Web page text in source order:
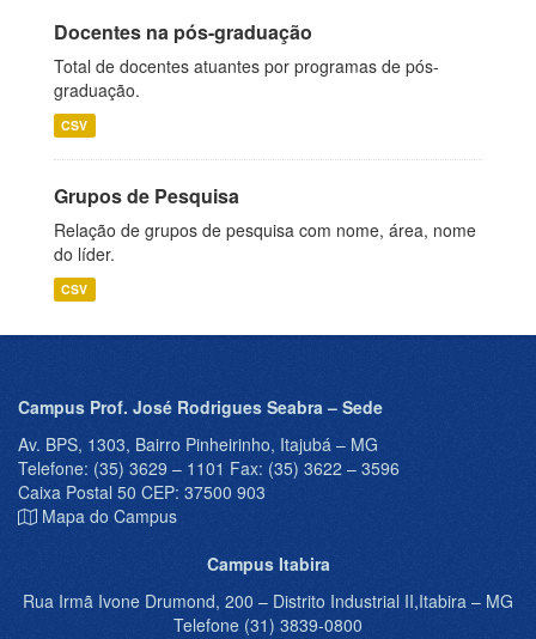
Docentes na pós-graduação
Total de docentes atuantes por programas de pós-
graduação.
CSV
Grupos de Pesquisa
Relação de grupos de pesquisa com nome, área, nome
do líder.
CSV
Campus Prof. José Rodrigues Seabra – Sede
Av. BPS, 1303, Bairro Pinheirinho, Itajubá – MG
Telefone: (35) 3629 – 1101 Fax: (35) 3622 – 3596
Caixa Postal 50 CEP: 37500 903
Mapa do Campus
Campus Itabira
Rua Irmã Ivone Drumond, 200 – Distrito Industrial II,Itabira – MG
Telefone (31) 3839-0800